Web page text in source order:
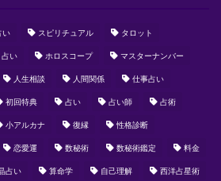
い スピリチュアル タロット
占い ホロスコープ マスターナンバー
人生相談 人間関係 仕事占い
初回特典 占い 占い師 占術
小アルカナ 復縁 性格診断
恋愛運 数秘術 数秘術鑑定 料金
占い 算命学 自己理解 西洋占星術